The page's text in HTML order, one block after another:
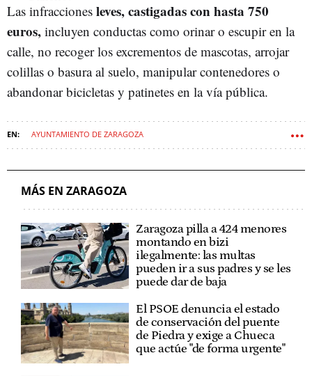
Las infracciones leves, castigadas con hasta 750
euros, incluyen conductas como orinar o escupir en la
calle, no recoger los excrementos de mascotas, arrojar
colillas o basura al suelo, manipular contenedores o
abandonar bicicletas y patinetes en la vía pública.
AYUNTAMIENTO DE ZARAGOZA
MÁS EN ZARAGOZA
Zaragoza pilla a 424 menores
montando en bizi
ilegalmente: las multas
pueden ir a sus padres y se les
puede dar de baja
El PSOE denuncia el estado
de conservación del puente
de Piedra y exige a Chueca
que actúe "de forma urgente"